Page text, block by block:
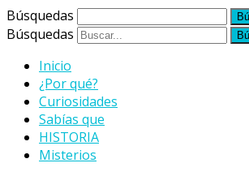
Búsquedas
Búsquedas
Inicio
¿Por qué?
Curiosidades
Sabías que
HISTORIA
Misterios